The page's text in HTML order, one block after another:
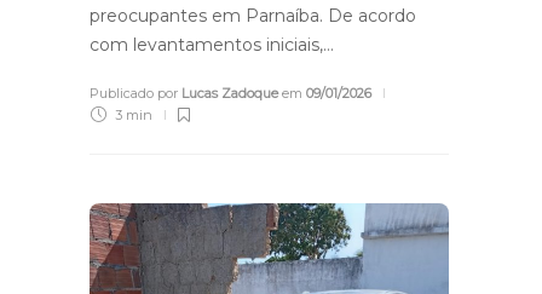
preocupantes em Parnaíba. De acordo
com levantamentos iniciais,…
Publicado por Lucas Zadoqueem 09/01/2026
3 min